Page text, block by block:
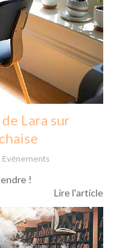
Lara sur
Evénements
!
Lire l'article